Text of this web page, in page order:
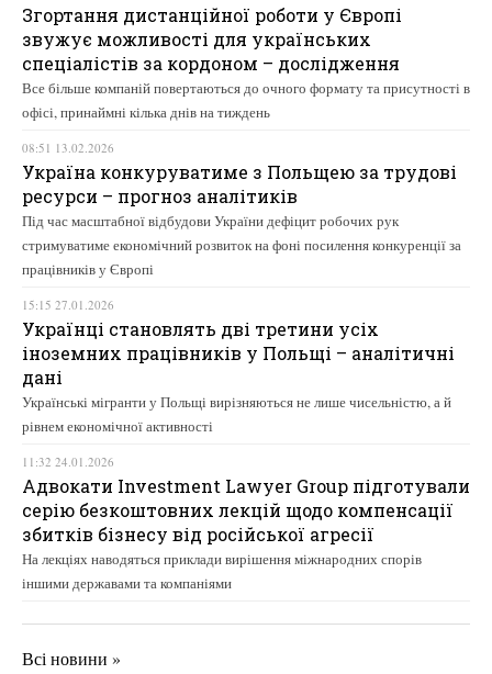
Згортання дистанційної роботи у Європі
звужує можливості для українських
спеціалістів за кордоном – дослідження
Все більше компаній повертаються до очного формату та присутності в
офісі, принаймні кілька днів на тиждень
08:51 13.02.2026
Україна конкуруватиме з Польщею за трудові
ресурси – прогноз аналітиків
Під час масштабної відбудови України дефіцит робочих рук
стримуватиме економічний розвиток на фоні посилення конкуренції за
працівників у Європі
15:15 27.01.2026
Українці становлять дві третини усіх
іноземних працівників у Польщі – аналітичні
дані
Українські мігранти у Польщі вирізняються не лише чисельністю, а й
рівнем економічної активності
11:32 24.01.2026
Адвокати Investment Lawyer Group підготували
серію безкоштовних лекцій щодо компенсації
збитків бізнесу від російської агресії
На лекціях наводяться приклади вирішення міжнародних спорів
іншими державами та компаніями
Всі новини »